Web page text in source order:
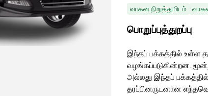
வாகன நிறுத்துமிடம்
பொறுப்புத்துறப்பு
இந்தப் பக்கத்தில் உள்ள
வழங்கப்படுகின்றன.
அல்லது இந்தப்
தரப்பினருடனான